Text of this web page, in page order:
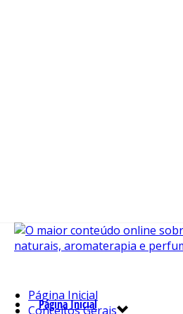
Página Inicial
Página Inicial
Conceitos Gerais